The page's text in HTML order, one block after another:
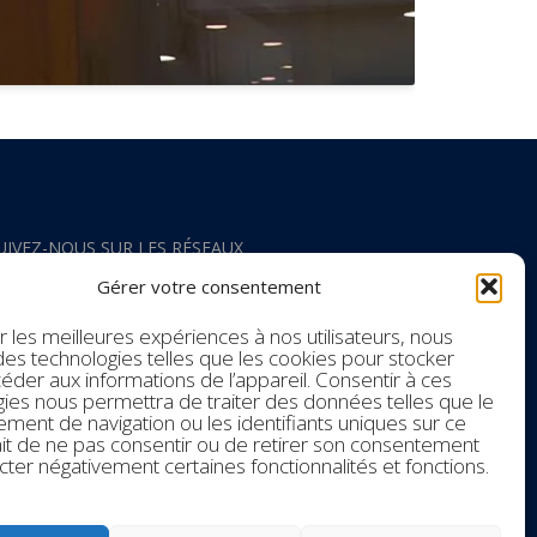
Gérer votre consentement
les meilleures expériences à nos utilisateurs, nous
technologies telles que les cookies pour stocker
aux informations de l’appareil. Consentir à ces
nous permettra de traiter des données telles que le
de navigation ou les identifiants uniques sur ce
de ne pas consentir ou de retirer son consentement
négativement certaines fonctionnalités et fonctions.
NOUS SUR LES RÉSEAUX